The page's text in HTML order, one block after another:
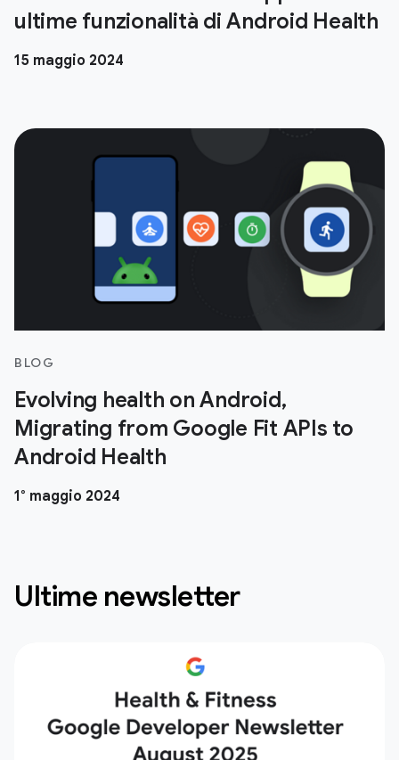
ultime funzionalità di Android Health
15 maggio 2024
BLOG
Evolving health on Android,
Migrating from Google Fit APIs to
Android Health
1° maggio 2024
Ultime newsletter